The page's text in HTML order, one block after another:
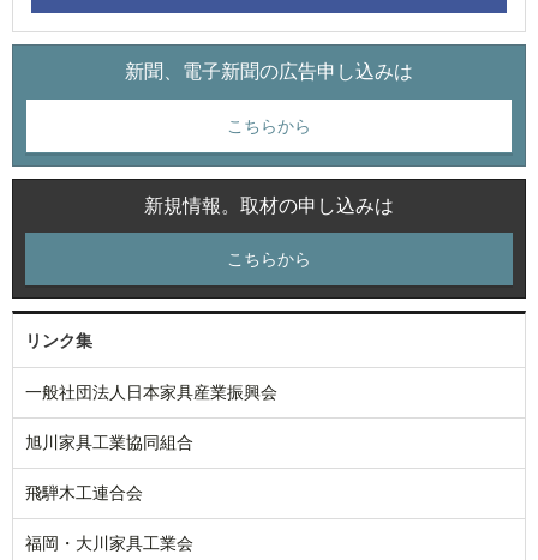
新聞、電子新聞の広告申し込みは
こちらから
新規情報。取材の申し込みは
こちらから
リンク集
一般社団法人日本家具産業振興会
旭川家具工業協同組合
飛騨木工連合会
福岡・大川家具工業会